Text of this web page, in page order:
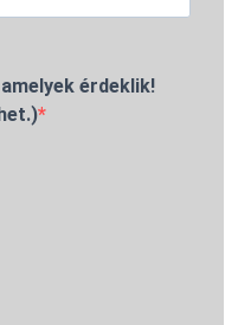
érdeklik!